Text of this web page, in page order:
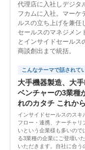
代理店に入社しデジタ
フカムに入社。マーケ
ルスの立ち上げを兼任
セールスのマネジメン
とインサイドセールス
商談創出まで統括。
こんなテーマで話されて
大手機器製造、大
ベンチャーの3業種
れのカタチ これか
インサイドセールスのス
フロー・連携、ナーチャリ
いという企業様も多いので
る3業種の企業にご登壇い
いただきます。自社に合